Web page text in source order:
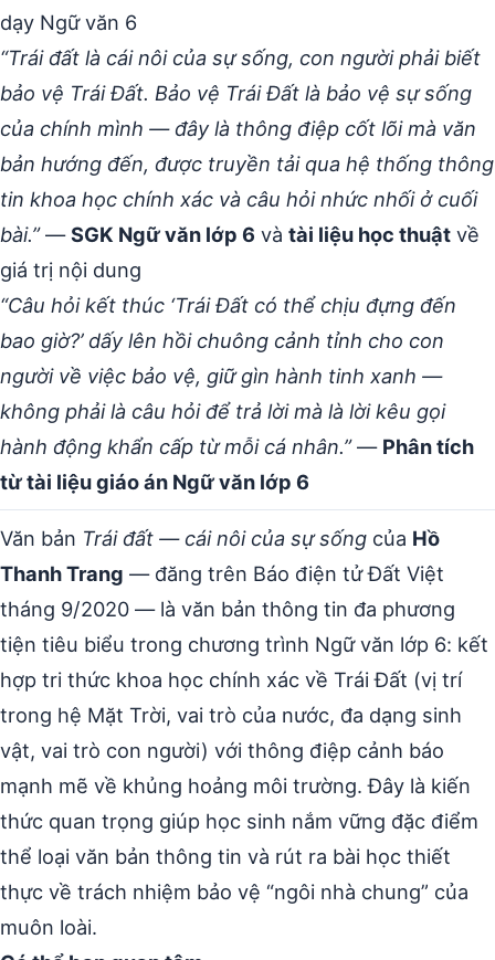
dạy Ngữ văn 6
“Trái đất là cái nôi của sự sống, con người phải biết
bảo vệ Trái Đất. Bảo vệ Trái Đất là bảo vệ sự sống
của chính mình — đây là thông điệp cốt lõi mà văn
bản hướng đến, được truyền tải qua hệ thống thông
tin khoa học chính xác và câu hỏi nhức nhối ở cuối
bài.”—SGK Ngữ văn lớp 6 và tài liệu học thuật về
giá trị nội dung
“Câu hỏi kết thúc ‘Trái Đất có thể chịu đựng đến
bao giờ?’ dấy lên hồi chuông cảnh tỉnh cho con
người về việc bảo vệ, giữ gìn hành tinh xanh —
không phải là câu hỏi để trả lời mà là lời kêu gọi
hành động khẩn cấp từ mỗi cá nhân.”— Phân tích
từ tài liệu giáo án Ngữ văn lớp 6
Văn bản Trái đất — cái nôi của sự sống của Hồ
Thanh Trang — đăng trên Báo điện tử Đất Việt
tháng 9/2020 — là văn bản thông tin đa phương
tiện tiêu biểu trong chương trình Ngữ văn lớp 6: kết
hợp tri thức khoa học chính xác về Trái Đất (vị trí
trong hệ Mặt Trời, vai trò của nước, đa dạng sinh
vật, vai trò con người) với thông điệp cảnh báo
mạnh mẽ về khủng hoảng môi trường. Đây là kiến
thức quan trọng giúp học sinh nắm vững đặc điểm
thể loại văn bản thông tin và rút ra bài học thiết
thực về trách nhiệm bảo vệ “ngôi nhà chung” của
muôn loài.